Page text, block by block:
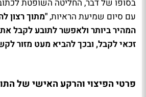
בסופו של דבר, החליטה השופטת
עם סיום שמיעת הראיות,"מתוך רצון
המהיר ביותר ולאפשר לתובע לקבל את
זכאי לקבל, ובכך להביא מעט מזור
פרטי הפיצוי והרקע האישי של